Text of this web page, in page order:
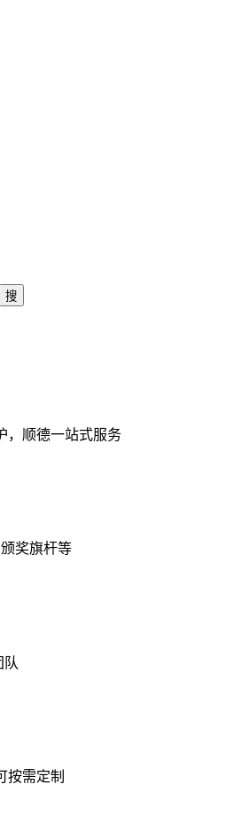
，顺德一站式服务
奖旗杆等
队
按需定制